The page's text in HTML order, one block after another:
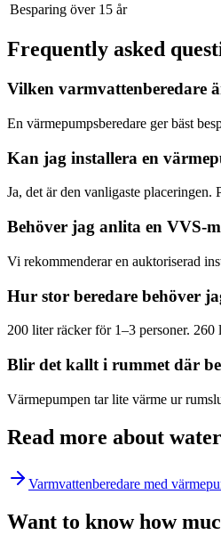
Besparing över 15 år
Frequently asked
Vilken varmvattenberedare
En värmepumpsberedare ger bäst
Kan jag installera en
Ja, det är den vanligaste
Behöver jag anlita en VVS-
Vi rekommenderar en auktoriserad
Hur stor beredare behöver
200 liter räcker för 1–3 personer.
Blir det kallt i rummet där
Värmepumpen tar lite värme ur
Read more about
Varmvattenberedare med
Want to know how